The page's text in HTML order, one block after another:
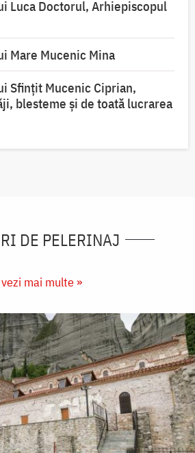
Luca Doctorul, Arhiepiscopul
Mare Mucenic Mina
Sfințit Mucenic Ciprian,
blesteme și de toată lucrarea
DE PELERINAJ
vezi mai multe »